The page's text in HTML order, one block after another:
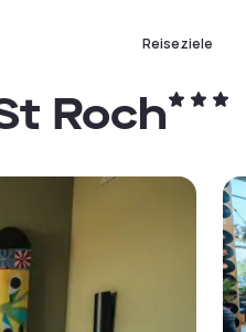
Reiseziele
Roch